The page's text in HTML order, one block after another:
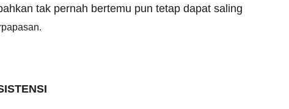
tak pernah bertemu pun tetap dapat saling